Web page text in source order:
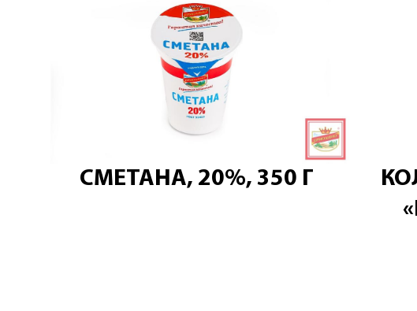
СМЕТАНА, 20%, 350 Г